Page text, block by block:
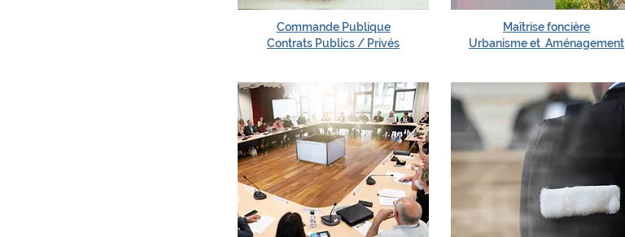
Commande Publique
Contrats Publics / Privés
Maîtrise foncière
Urbanisme et Aménagement